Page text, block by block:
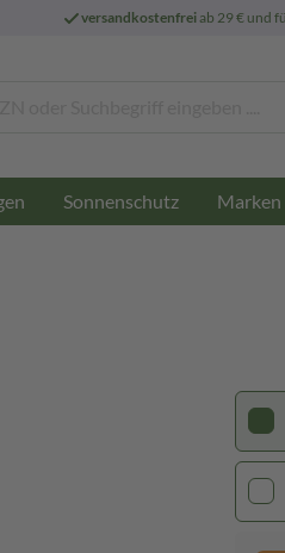
versandkostenfreiab 29 € und
Sonnenschutz Marken